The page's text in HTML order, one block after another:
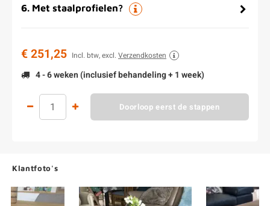
6. Met staalprofielen?
€ 251,25 Incl. btw, excl. Verzendkosten
4 - 6 weken (inclusief behandeling + 1 week)
Doorloop eerst de stappen
Klantfoto's